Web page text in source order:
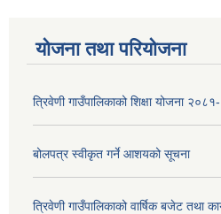
योजना तथा परियोजना
त्रिवेणी गाउँपालिकाको शिक्षा योजना
बोलपत्र स्वीकृत गर्ने आशयको सूचना
त्रिवेणी गाउँपालिकाको वार्षिक बजेट तथा